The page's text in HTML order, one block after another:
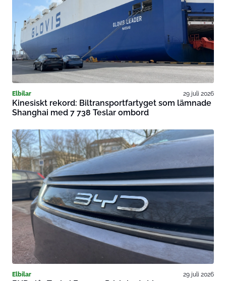
Elbilar 29 juli 2026
Kinesiskt rekord: Biltransportfartyget som lämnade
Shanghai med 7 738 Teslar ombord
Elbilar 29 juli 2026